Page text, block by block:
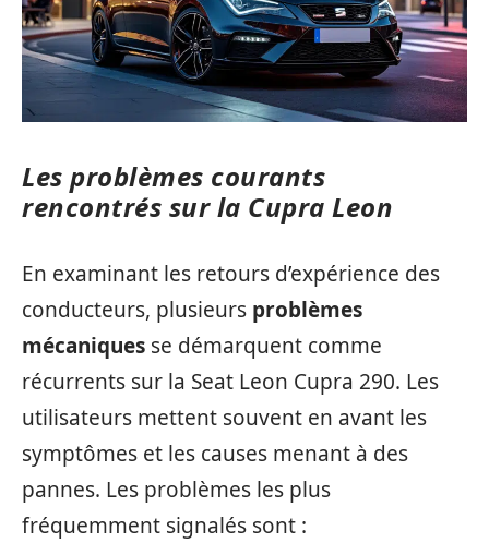
Les problèmes courants
rencontrés sur la Cupra Leon
En examinant les retours d’expérience des
conducteurs, plusieurs problèmes
mécaniques se démarquent comme
récurrents sur la Seat Leon Cupra 290. Les
utilisateurs mettent souvent en avant les
symptômes et les causes menant à des
pannes. Les problèmes les plus
fréquemment signalés sont :